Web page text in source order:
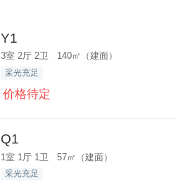
Y1
3室 2厅 2卫 140㎡（建面）
采光充足
价格待定
Q1
1室 1厅 1卫 57㎡（建面）
采光充足